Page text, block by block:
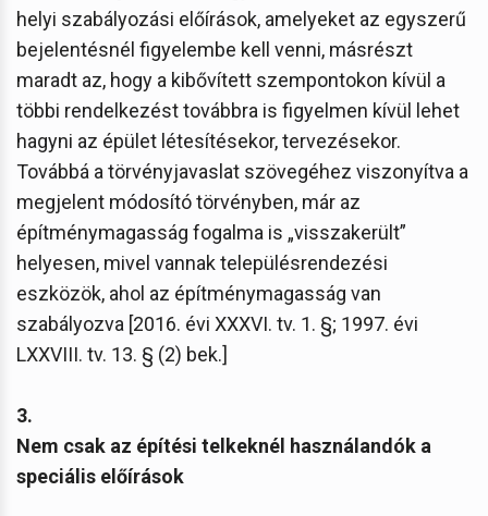
helyi szabályozási előírások, amelyeket az egyszerű
bejelentésnél figyelembe kell venni, másrészt
maradt az, hogy a kibővített szempontokon kívül a
többi rendelkezést továbbra is figyelmen kívül lehet
hagyni az épület létesítésekor, tervezésekor.
Továbbá a törvényjavaslat szövegéhez viszonyítva a
megjelent módosító törvényben, már az
építménymagasság fogalma is „visszakerült”
helyesen, mivel vannak településrendezési
eszközök, ahol az építménymagasság van
szabályozva [2016. évi XXXVI. tv. 1. §; 1997. évi
LXXVIII. tv. 13. § (2) bek.]
3.
Nem csak az építési telkeknél használandók a
speciális előírások